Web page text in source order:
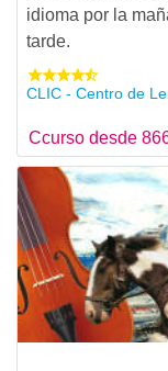
idioma por la
tarde.
CLIC - Centro de
Ccurso desde